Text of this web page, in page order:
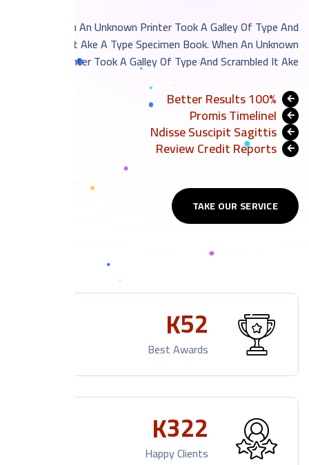
When An Unknown Printer Took A Galley Of Type And
Scrambled It Ake A Type Specimen Book. When An Unknown
Printer Took A Galley Of Type And Scrambled It Ake.
100% Better Results
Promis TimelineI
Ndisse Suscipit Sagittis
Review Credit Reports
TAKE OUR SERVICE
2
5
K
Best Awards
2
2
3
K
Happy Clients